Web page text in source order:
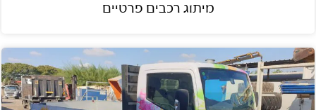
מיתוג רכבים פרטיים